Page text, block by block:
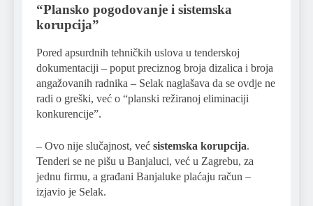
“Plansko pogodovanje i sistemska
korupcija”
Pored apsurdnih tehničkih uslova u tenderskoj
dokumentaciji – poput preciznog broja dizalica i broja
angažovanih radnika – Selak naglašava da se ovdje ne
radi o greški, već o “planski režiranoj eliminaciji
konkurencije”.
– Ovo nije slučajnost, već sistemska korupcija.
Tenderi se ne pišu u Banjaluci, već u Zagrebu, za
jednu firmu, a građani Banjaluke plaćaju račun –
izjavio je Selak.